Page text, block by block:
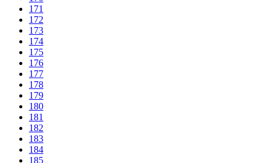
171
172
173
174
175
176
177
178
179
180
181
182
183
184
185